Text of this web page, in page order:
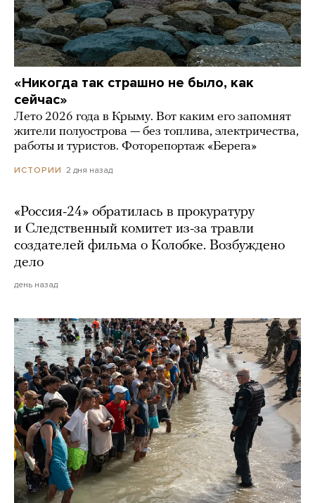
«Никогда так страшно не было, как
сейчас»
Лето 2026 года в Крыму. Вот каким его запомнят
жители полуострова — без топлива, электричества,
работы и туристов. Фоторепортаж «Берега»
ИСТОРИИ 2 дня назад
«Россия-24» обратилась в прокуратуру
и Следственный комитет из-за травли
создателей фильма о Колобке. Возбуждено
дело
день назад